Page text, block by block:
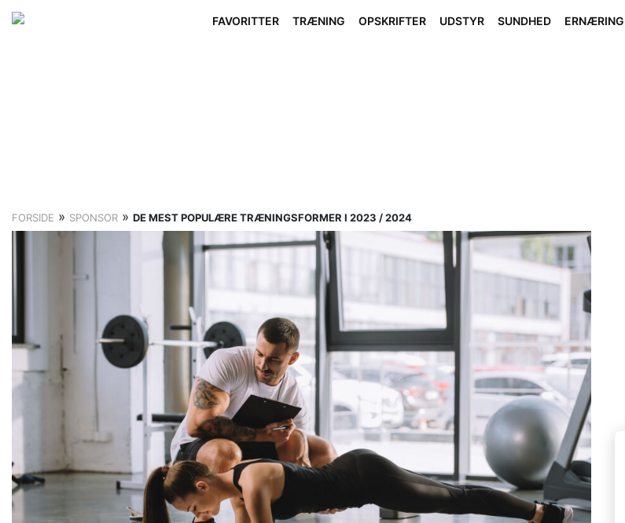
FORSIDE » SPONSOR » DE MEST POPULÆRE TRÆNINGSFORMER I 2023 / 2024
FAVORITTER TRÆNING OPSKRIFTER UDSTYR SUNDHED ERNÆRING